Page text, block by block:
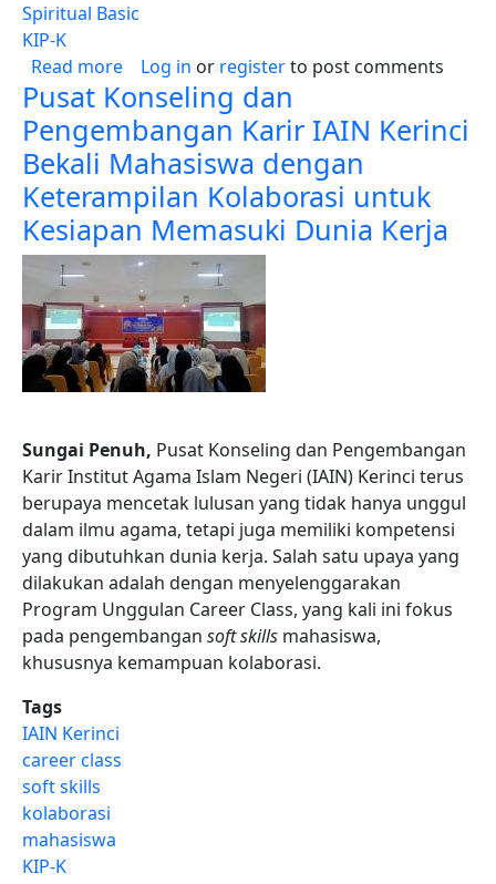
Spiritual Basic
KIP-K
Read moreabout Mahasiswa IAIN Kerinci Asah
Log in or registerto post comments
Pusat Konseling dan
Pengembangan Karir IAIN Kerinci
Bekali Mahasiswa dengan
Keterampilan Kolaborasi untuk
Kesiapan Memasuki Dunia Kerja
Sungai Penuh, Pusat Konseling dan Pengembangan
Karir Institut Agama Islam Negeri (IAIN) Kerinci terus
berupaya mencetak lulusan yang tidak hanya unggul
dalam ilmu agama, tetapi juga memiliki kompetensi
yang dibutuhkan dunia kerja. Salah satu upaya yang
dilakukan adalah dengan menyelenggarakan
Program Unggulan Career Class, yang kali ini fokus
pada pengembangan soft skills mahasiswa,
khususnya kemampuan kolaborasi.
Tags
IAIN Kerinci
career class
soft skills
kolaborasi
mahasiswa
KIP-K